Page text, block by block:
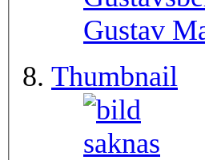
Gustav
Thumbnail